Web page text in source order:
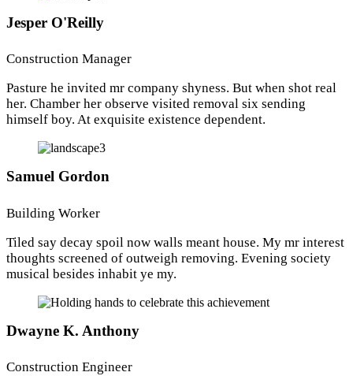
Jesper O'Reilly
Construction Manager
Pasture he invited mr company shyness. But when shot real
her. Chamber her observe visited removal six sending
himself boy. At exquisite existence dependent.
Samuel Gordon
Building Worker
Tiled say decay spoil now walls meant house. My mr interest
thoughts screened of outweigh removing. Evening society
musical besides inhabit ye my.
Dwayne K. Anthony
Construction Engineer